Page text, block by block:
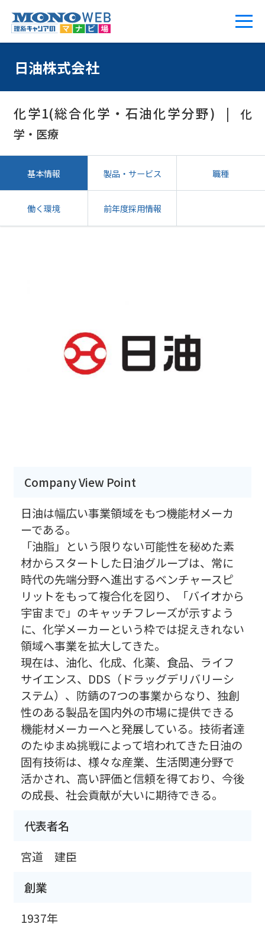
日油株式会社
化学1(総合化学・石油化学分野)
化
学・医療
基本情報 製品・サービス 職種
働く環境 前年度採用情報
Company View Point
日油は幅広い事業領域をもつ機能材メーカ
ーである。
「油脂」という限りない可能性を秘めた素
材からスタートした日油グループは、常に
時代の先端分野へ進出するベンチャースピ
リットをもって複合化を図り、「バイオから
宇宙まで」のキャッチフレーズが示すよう
に、化学メーカーという枠では捉えきれない
領域へ事業を拡大してきた。
現在は、油化、化成、化薬、食品、ライフ
サイエンス、DDS（ドラッグデリバリーシ
ステム）、防錆の7つの事業からなり、独創
性のある製品を国内外の市場に提供できる
機能材メーカーへと発展している。技術者達
のたゆまぬ挑戦によって培われてきた日油の
固有技術は、様々な産業、生活関連分野で
活かされ、高い評価と信頼を得ており、今後
の成長、社会貢献が大いに期待できる。
代表者名
宮道 建臣
創業
1937年